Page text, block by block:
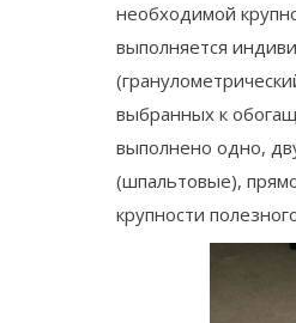
необходимой
выполняется
выбранных к
выполнено одно,
(шпальтовые),
крупности